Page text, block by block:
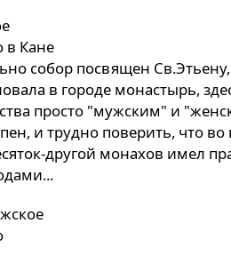
собор посвящен
в городе монастырь,
просто "мужским" и
и трудно поверить, что
другой монахов имел